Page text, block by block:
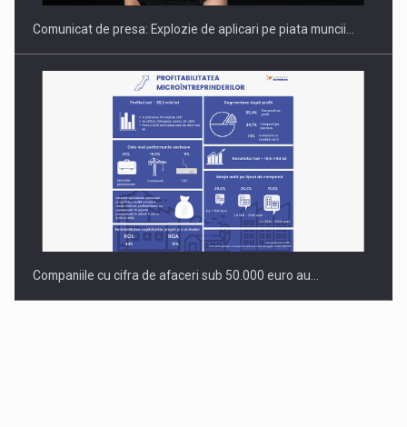
Comunicat de presa: Explozie de aplicari pe piata muncii…
Companiile cu cifra de afaceri sub 50.000 euro au…